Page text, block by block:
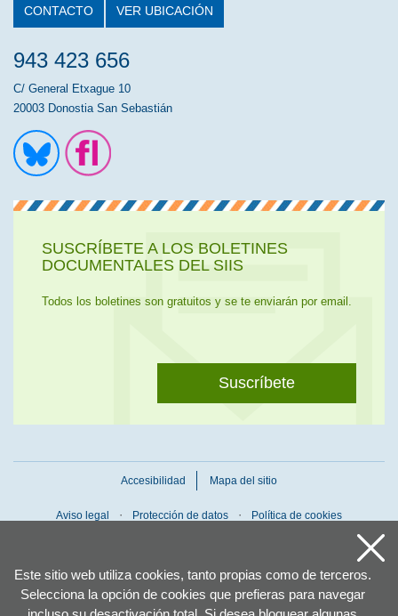
Este sitio web utiliza cookies, tanto propias como de terceros.
Selecciona la opción de cookies que prefieras para navegar
CONTACTO VER UBICACIÓN
943 423 656
C/ General Etxague 10
20003 Donostia San Sebastián
SUSCRÍBETE A LOS BOLETINES
DOCUMENTALES DEL SIIS
Todos los boletines son gratuitos y se te enviarán por email.
Suscríbete
Accesibilidad Mapa del sitio
Aviso legal Protección de datos Política de cookies